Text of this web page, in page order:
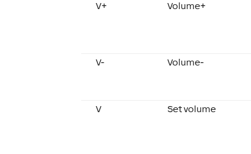
V+ Volume+
V- Volume-
V Set volume